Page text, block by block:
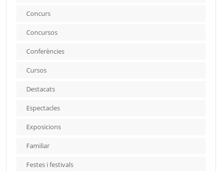
Concurs
Concursos
Conferències
Cursos
Destacats
Espectacles
Exposicions
Familiar
Festes i festivals